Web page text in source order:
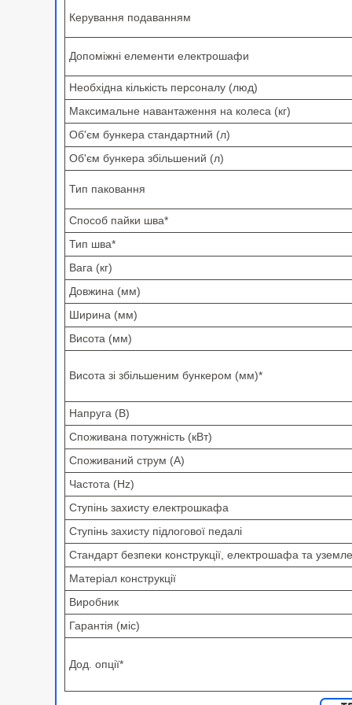
Керування подаванням
Допоміжні елементи електрошафи
Необхідна кількість персоналу (люд)
Максимальне навантаження на колеса (кг)
Об'єм бункера стандартний (л)
Об'єм бункера збільшений (л)
Тип паковання
Способ пайки шва*
Тип шва*
Вага (кг)
Довжина (мм)
Ширина (мм)
Висота (мм)
Висота зі збільшеним бункером (мм)*
Напруга (В)
Споживана потужність (кВт)
Споживаний струм (А)
Частота (Hz)
Ступінь захисту електрошкафа
Ступінь захисту підлогової педалі
Стандарт безпеки конструкції, електрошафа та
Матеріал конструкції
Виробник
Гарантія (міс)
Дод. опції*